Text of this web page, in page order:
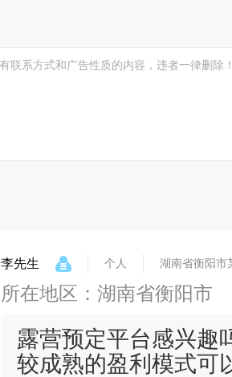
李先生 个人 湖南省衡阳
所在地区：湖南省衡阳市
露营预定平台感兴趣
较成熟的盈利模式可